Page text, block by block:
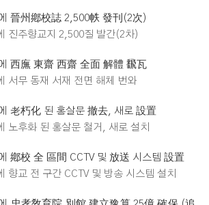
晉州鄕校誌 2,500帙 發刊(2次)
진주향교지 2,500질 발간(2차)
西廡 東齋 西齋 全面 解體 飜瓦
서무 동재 서재 전면 해체 번와
老朽化 된 홍살문 撤去, 새로 設置
노후화 된 홍살문 철거, 새로 설치
鄕校 全 區間 CCTV 및 放送 시스템 設置
향교 전 구간 CCTV 및 방송 시스템 설치